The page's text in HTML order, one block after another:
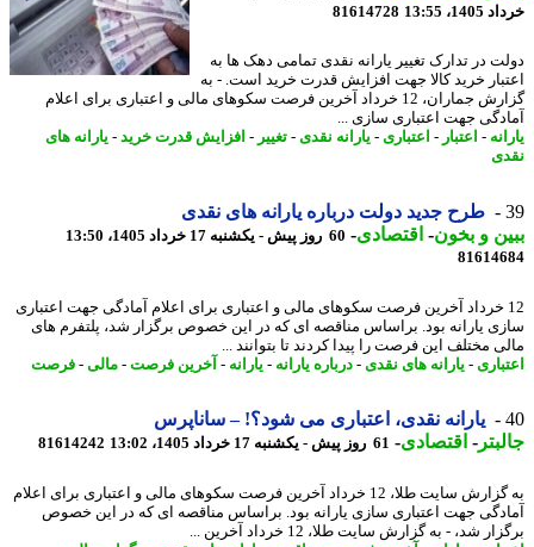
13:55
81614728
در تدارک تغییر یارانه نقدی تمامی دهک ها به
خرید کالا جهت افزایش قدرت خرید است. - به
گزارش جماران، 12 خرداد آخرین فرصت سکوهای مالی و اعتباری برای اعلام
جهت اعتباری سازی ...
- اعتبار-اعتباری- یارانه نقدی-تغییر-افزایش قدرت خرید- یارانه های
طرح جدید دولت درباره یارانه های نقدی
و بخون-اقتصادی-60 روز پیش - یکشنبه 17 خرداد 1405، 13:50
خرداد آخرین فرصت سکوهای مالی و اعتباری برای اعلام آمادگی جهت اعتباری
یارانه بود. براساس مناقصه ای که در این خصوص برگزار شد، پلتفرم های
مختلف این فرصت را پیدا کردند تا بتوانند ...
- یارانه های نقدی-درباره یارانه- یارانه- آخرین فرصت -مالی-فرصت
یارانه نقدی، اعتباری می شود؟! – ساناپرس
-اقتصادی-61 روز پیش - یکشنبه 17 خرداد 1405، 13:02 81614242
به گزارش سایت طلا، 12 خرداد آخرین فرصت سکوهای مالی و اعتباری برای اعلام
جهت اعتباری سازی یارانه بود. براساس مناقصه ای که در این خصوص
شد، - به گزارش سایت طلا، 12 خرداد آخرین ...